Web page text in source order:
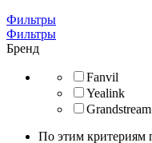
Фильтры
Фильтры
Бренд
Fanvil
Yealink
Grandstream
По этим критериям